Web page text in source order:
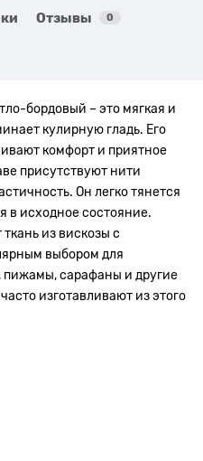
Отзывы 0
бордовый – это мягкая и
кулирную гладь. Его
комфорт и приятное
присутствуют нити
Он легко тянется
в исходное состояние.
из вискозы с
выбором для
пижамы, сарафаны и другие
изготавливают из этого